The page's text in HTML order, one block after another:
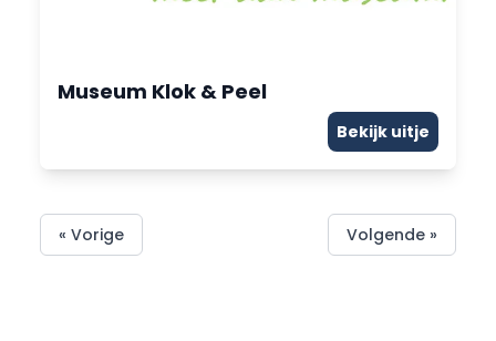
Museum Klok & Peel
Bekijk uitje
« Vorige Volgende »